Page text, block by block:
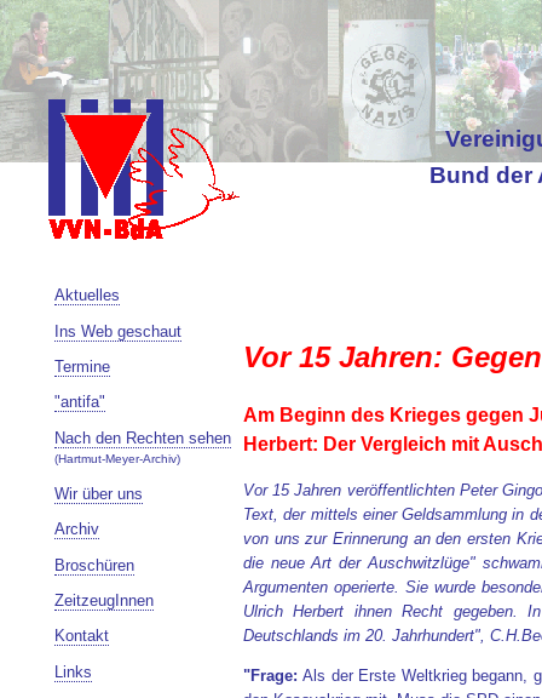
Bund der
Aktuelles
Ins Web geschaut
Termine
"antifa"
Nach den Rechten sehen
(Hartmut-Meyer-Archiv)
Wir über uns
Archiv
Broschüren
ZeitzeugInnen
Kontakt
Links
Vor 15 Jahren:
Am Beginn des Krieges gegen
Herbert: Der Vergleich mit
Vor 15 Jahren veröffentlichten Peter
Text, der mittels einer Geldsammlung in
von uns zur Erinnerung an den ersten
die neue Art der Auschwitzlüge"
Argumenten operierte. Sie wurde
Ulrich Herbert ihnen Recht gegeben.
Deutschlands im 20. Jahrhundert",
"Frage: Als der Erste Weltkrieg begann,